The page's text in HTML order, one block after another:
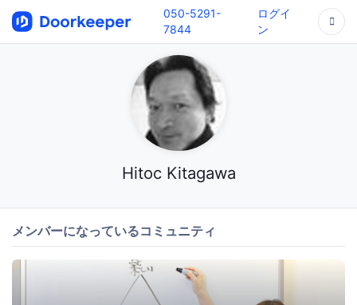
050-5291-
7844
ログイ
ン
Hitoc Kitagawa
メンバーになっているコミュニティ